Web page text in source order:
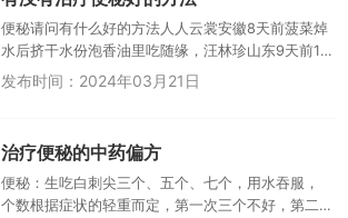
便秘请问有什么好的方法人人云裳安徽8天前菠菜焯
水后挤干水份泡香油里吃随缘，汪林珍山东9天前1
便秘我给你说个方子，平果加，枸杞，加冰糖，水
发布时间：2024年03月21日
治疗便秘的中药偏方
便秘：生吃白刺尖三个、五个、七个，用水吞服，
个数根据症状的轻重而定，第一次三个不好，第二